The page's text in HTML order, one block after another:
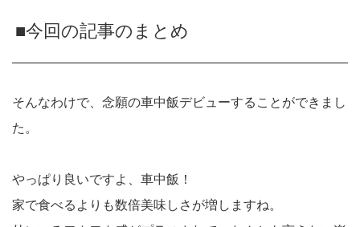
■今回の記事のまとめ
そんなわけで、念願の車中飯デビューすることができまし
た。
やっぱり良いですよ、車中飯！
家で食べるよりも数倍美味しさが増しますね。